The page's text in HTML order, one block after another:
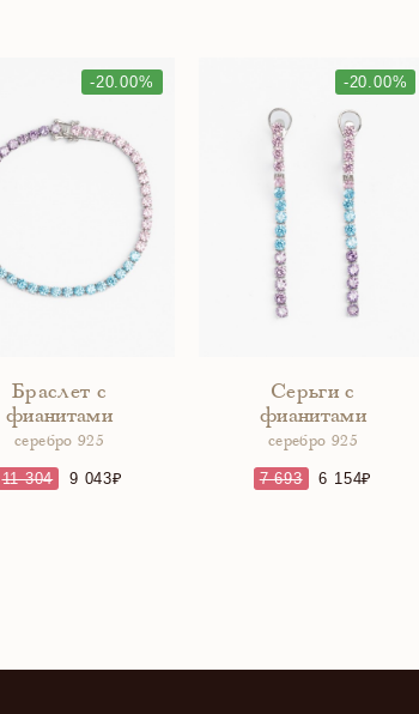
-20.00%
Браслет с
фианитами
серебро 925
11 304 9 043
-20.00%
Серьги с
фианитами
серебро 925
7 693 6 154